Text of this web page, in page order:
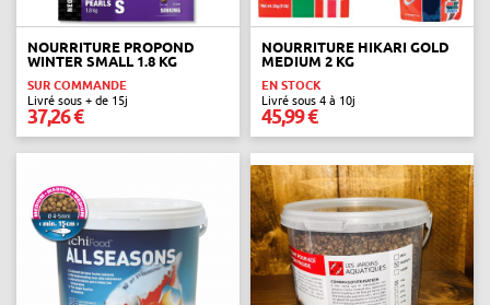
NOURRITURE PROPOND
WINTER SMALL 1.8 KG
SUR COMMANDE
Livré sous + de 15j
37,26 €
NOURRITURE HIKARI GOLD
MEDIUM 2 KG
EN STOCK
Livré sous 4 à 10j
45,99 €